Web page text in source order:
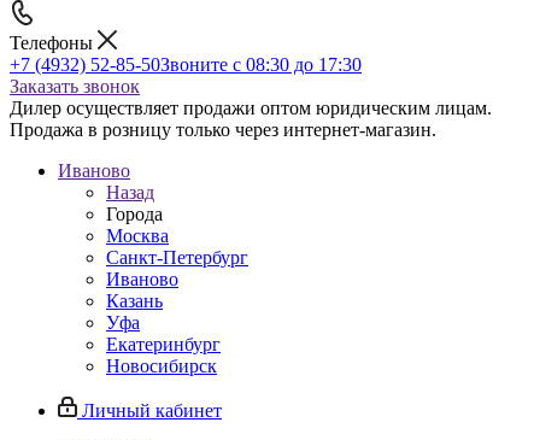
Телефоны
+7 (4932) 52-85-50Звоните с 08:30 до 17:30
Заказать звонок
Дилер осуществляет продажи оптом юридическим лицам.
Продажа в розницу только через интернет-магазин.
Иваново
Назад
Города
Москва
Санкт-Петербург
Иваново
Казань
Уфа
Екатеринбург
Новосибирск
Личный кабинет